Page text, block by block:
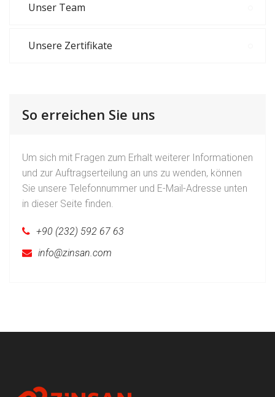
Unser Team
Unsere Zertifikate
So erreichen Sie uns
Um sich mit Fragen zum Erhalt weiterer Informationen
und zur Auftragserteilung an uns zu wenden, können
Sie unsere Telefonnummer und E-Mail-Adresse unten
in dieser Seite finden.
+90 (232) 592 67 63
info@zinsan.com